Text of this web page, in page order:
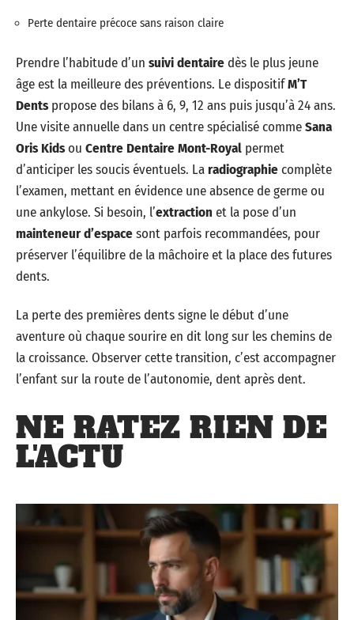
Perte dentaire précoce sans raison claire
Prendre l’habitude d’un suivi dentairedès le plus jeune
âge est la meilleure des préventions. Le dispositifM’T
Dentspropose des bilans à 6, 9, 12 ans puis jusqu’à 24 ans.
Une visite annuelle dans un centre spécialisé commeSana
Oris Kidsou Centre Dentaire Mont-Royal permet
d’anticiper les soucis éventuels. Laradiographiecomplète
l’examen, mettant en évidence une absence de germe ou
une ankylose. Si besoin, l’extraction et la pose d’un
mainteneur d’espacesont parfois recommandées, pour
préserver l’équilibre de la mâchoire et la place des futures
dents.
La perte des premières dents signe le début d’une
aventure où chaque sourire en dit long sur les chemins de
la croissance. Observer cette transition, c’est accompagner
l’enfant sur la route de l’autonomie, dent après dent.
NE RATEZ RIEN DE
L'ACTU